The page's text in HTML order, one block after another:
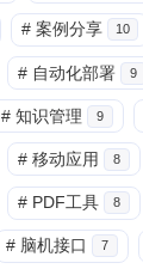
# 案例分享 10
# 自动化部署 9
# 知识管理 9
# 移动应用 8
# PDF工具 8
# 脑机接口 7